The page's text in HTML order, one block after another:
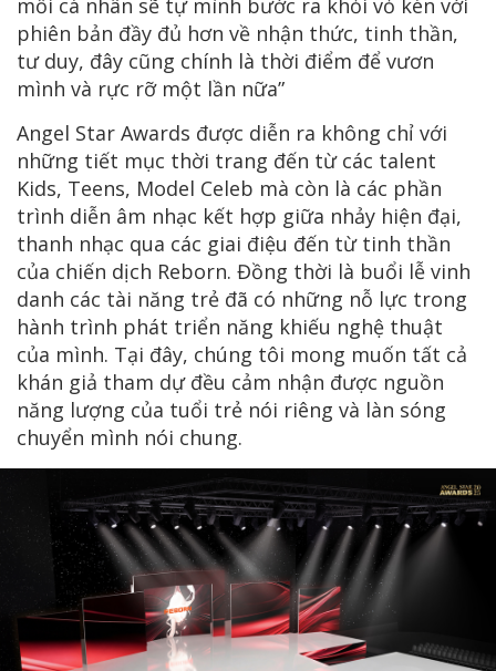
mỗi cá nhân sẽ tự mình bước ra khỏi vỏ kén với
phiên bản đầy đủ hơn về nhận thức, tinh thần,
tư duy, đây cũng chính là thời điểm để vươn
mình và rực rỡ một lần nữa”
Angel Star Awards được diễn ra không chỉ với
những tiết mục thời trang đến từ các talent
Kids, Teens, Model Celeb mà còn là các phần
trình diễn âm nhạc kết hợp giữa nhảy hiện đại,
thanh nhạc qua các giai điệu đến từ tinh thần
của chiến dịch Reborn. Đồng thời là buổi lễ vinh
danh các tài năng trẻ đã có những nỗ lực trong
hành trình phát triển năng khiếu nghệ thuật
của mình. Tại đây, chúng tôi mong muốn tất cả
khán giả tham dự đều cảm nhận được nguồn
năng lượng của tuổi trẻ nói riêng và làn sóng
chuyển mình nói chung.